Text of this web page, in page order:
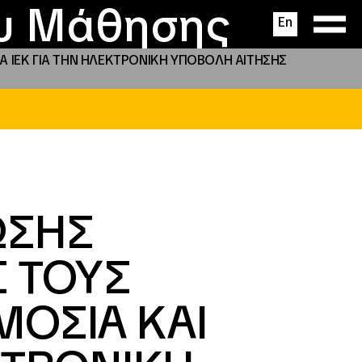
Μάθησης En
ΓΙΑ ΤΗΝ ΗΛΕΚΤΡΟΝΙΚΗ ΥΠΟΒΟΛΗ ΑΙΤΗΣΗΣ
ΤΟΥΣ
ΚΑΙ